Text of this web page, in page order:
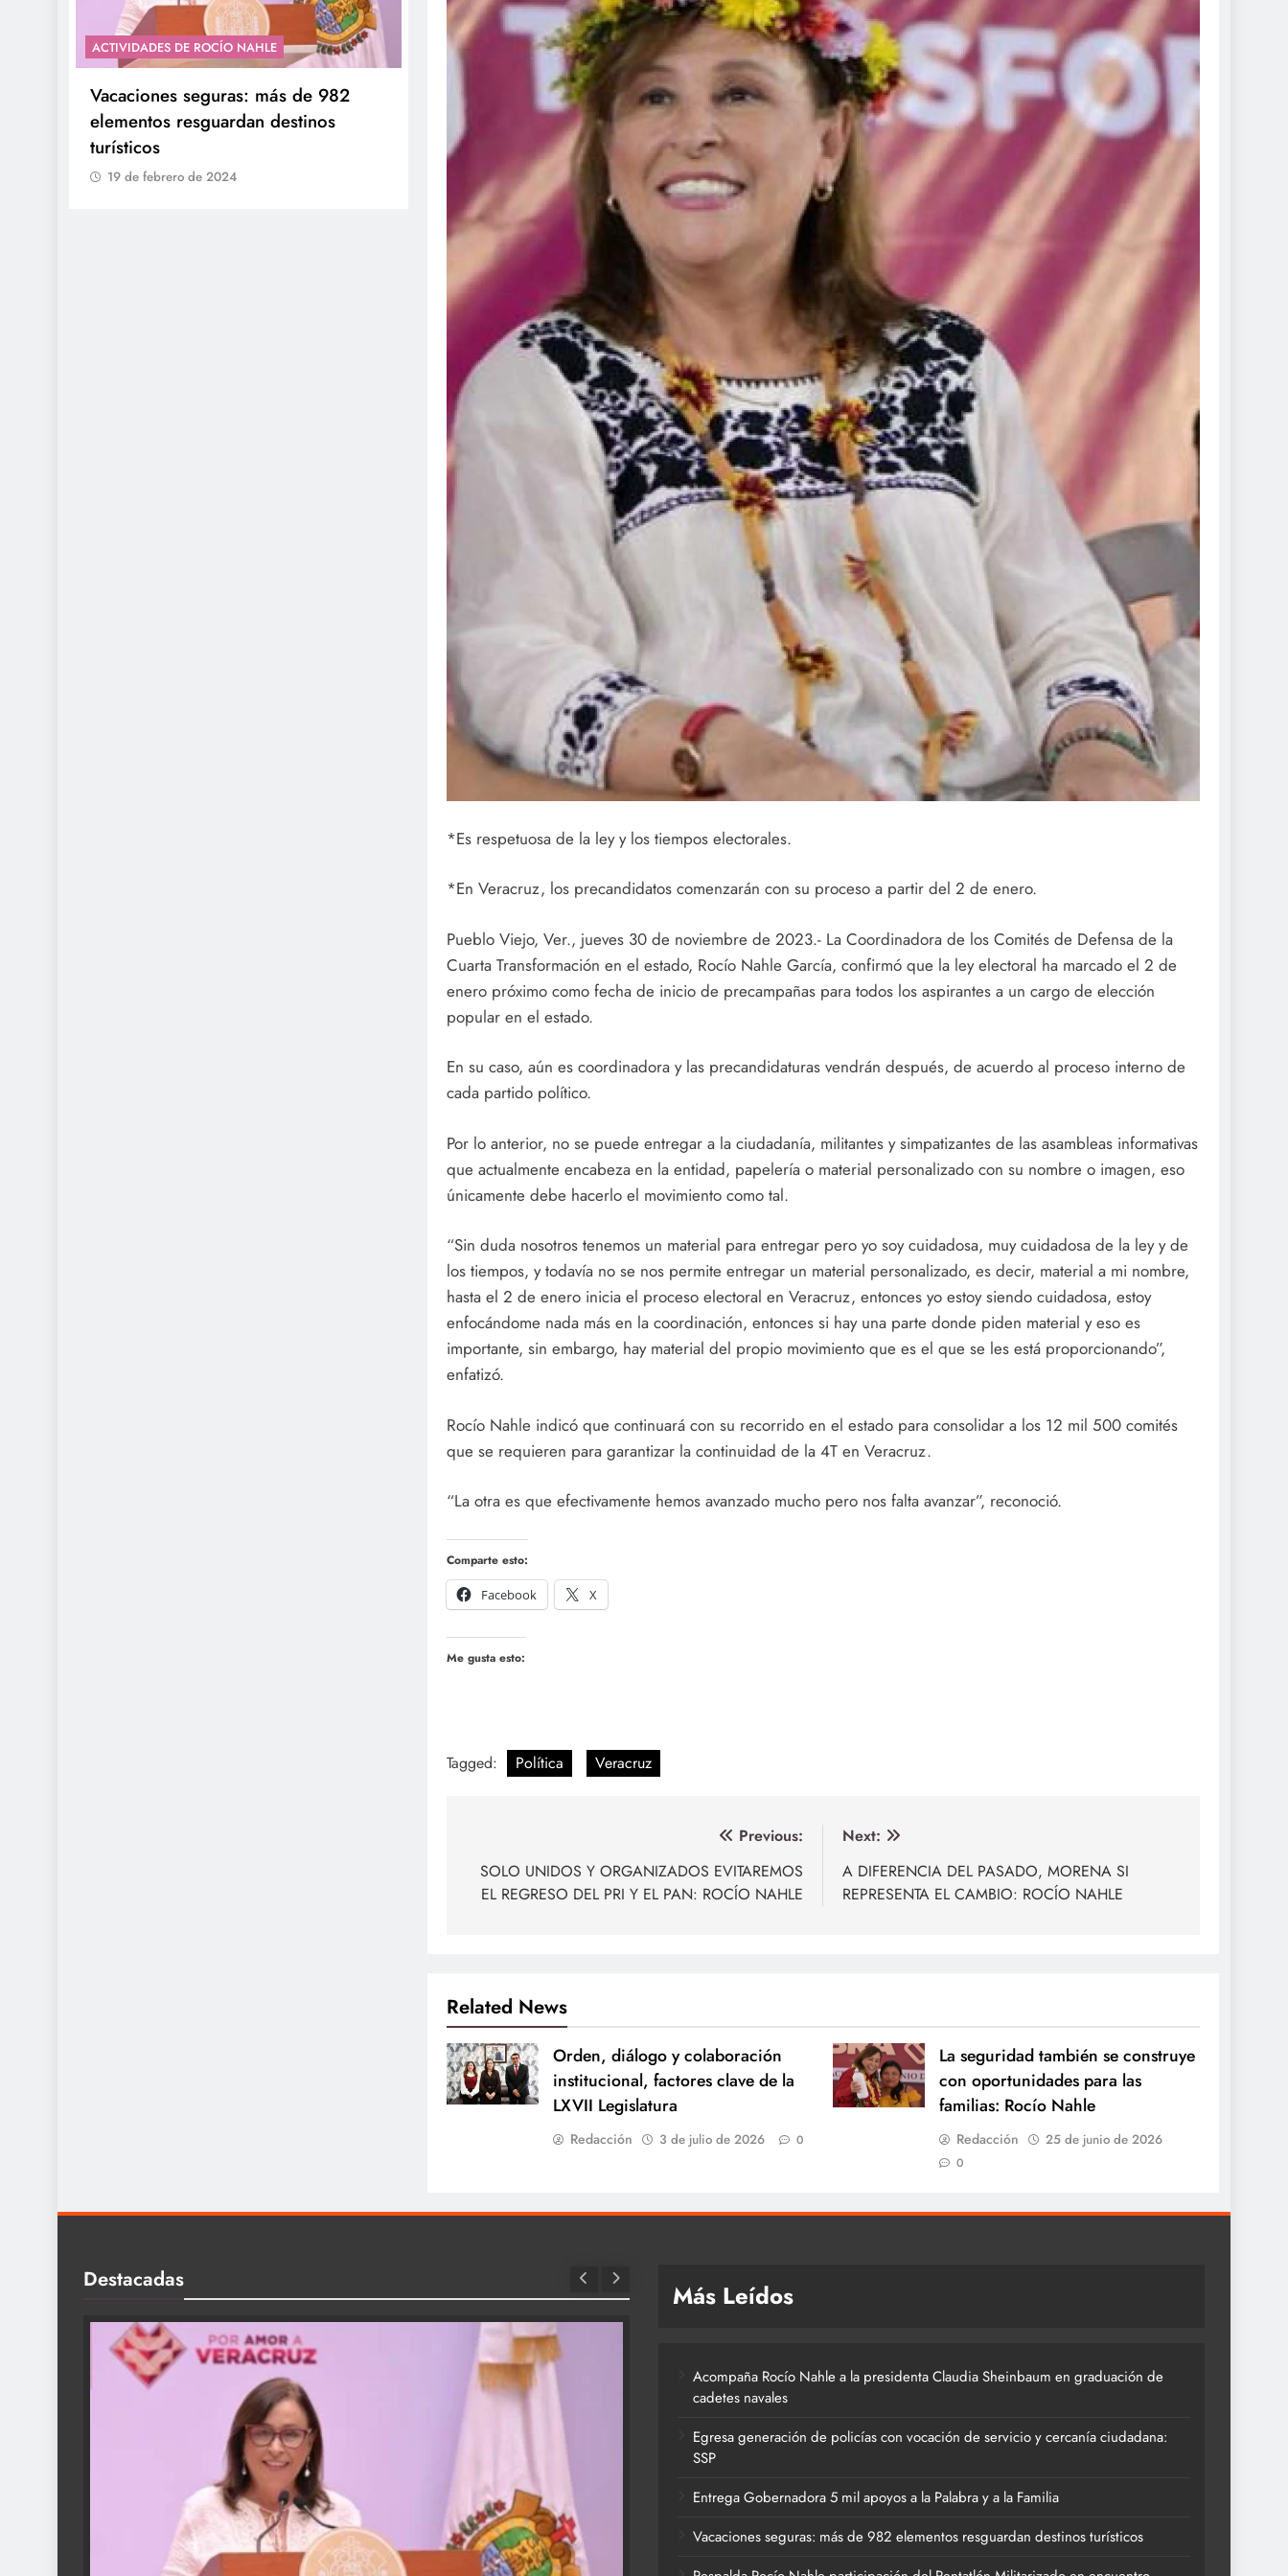
ACTIVIDADES DE ROCÍO NAHLE
Entrega Gobernadora 5 mil apoyos a
la Palabra y a la Familia
19 de febrero de 2024
ACTIVIDADES DE ROCÍO NAHLE
Vacaciones seguras: más de 982
elementos resguardan destinos
turísticos
19 de febrero de 2024
*Es respetuosa de la ley y los tiempos electorales.
*En Veracruz, los precandidatos comenzarán con su proceso a partir del 2 de enero.
Pueblo Viejo, Ver., jueves 30 de noviembre de 2023.- La Coordinadora de los Comités de Defensa de la
Cuarta Transformación en el estado, Rocío Nahle García, confirmó que la ley electoral ha marcado el 2 de
enero próximo como fecha de inicio de precampañas para todos los aspirantes a un cargo de elección
popular en el estado.
En su caso, aún es coordinadora y las precandidaturas vendrán después, de acuerdo al proceso interno de
cada partido político.
Por lo anterior, no se puede entregar a la ciudadanía, militantes y simpatizantes de las asambleas informativas
que actualmente encabeza en la entidad, papelería o material personalizado con su nombre o imagen, eso
únicamente debe hacerlo el movimiento como tal.
“Sin duda nosotros tenemos un material para entregar pero yo soy cuidadosa, muy cuidadosa de la ley y de
los tiempos, y todavía no se nos permite entregar un material personalizado, es decir, material a mi nombre,
hasta el 2 de enero inicia el proceso electoral en Veracruz, entonces yo estoy siendo cuidadosa, estoy
enfocándome nada más en la coordinación, entonces si hay una parte donde piden material y eso es
importante, sin embargo, hay material del propio movimiento que es el que se les está proporcionando”,
enfatizó.
Rocío Nahle indicó que continuará con su recorrido en el estado para consolidar a los 12 mil 500 comités
que se requieren para garantizar la continuidad de la 4T en Veracruz.
“La otra es que efectivamente hemos avanzado mucho pero nos falta avanzar”, reconoció.
Comparte esto:
Facebook
X
Me gusta esto:
Tagged: Política Veracruz
de
entradas
Previous:
SOLO UNIDOS Y ORGANIZADOS EVITAREMOS
EL REGRESO DEL PRI Y EL PAN: ROCÍO NAHLE
Next:
A DIFERENCIA DEL PASADO, MORENA SI
REPRESENTA EL CAMBIO: ROCÍO NAHLE
Related News
Orden, diálogo y colaboración
institucional, factores clave de la
LXVII Legislatura
Redacción 3 de julio de 2026 0
La seguridad también se construye
con oportunidades para las
familias: Rocío Nahle
Redacción 25 de junio de 2026
0
Destacadas Más Leídos
Acompaña Rocío Nahle a la presidenta Claudia Sheinbaum en graduación de
cadetes navales
Egresa generación de policías con vocación de servicio y cercanía ciudadana:
SSP
Entrega Gobernadora 5 mil apoyos a la Palabra y a la Familia
Vacaciones seguras: más de 982 elementos resguardan destinos turísticos